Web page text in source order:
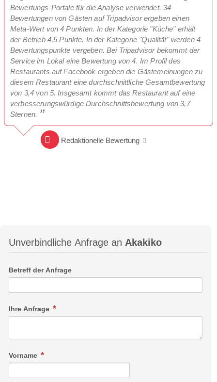
Bewertungs-Portale für die Analyse verwendet. 34
Bewertungen von Gästen auf Tripadvisor ergeben einen
Meta-Wert von 4 Punkten. In der Kategorie "Küche" erhält
der Betrieb 4,5 Punkte. In der Kategorie "Qualität" werden 4
Bewertungspunkte vergeben. Bei Tripadvisor bekommt der
Service im Lokal eine Bewertung von 4. Im Profil des
Restaurants auf Facebook ergeben die Gästemeinungen zu
diesem Restaurant eine durchschnittliche Gesamtbewertung
von 3,4 von 5. Insgesamt kommt das Restaurant auf eine
verbesserungswürdige Durchschnittsbewertung von 3,7
Sternen.
Redaktionelle Bewertung
Unverbindliche Anfrage an Akakiko
Betreff der Anfrage
Ihre Anfrage
Vorname